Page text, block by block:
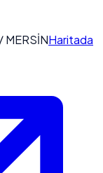
MERSİNHaritada